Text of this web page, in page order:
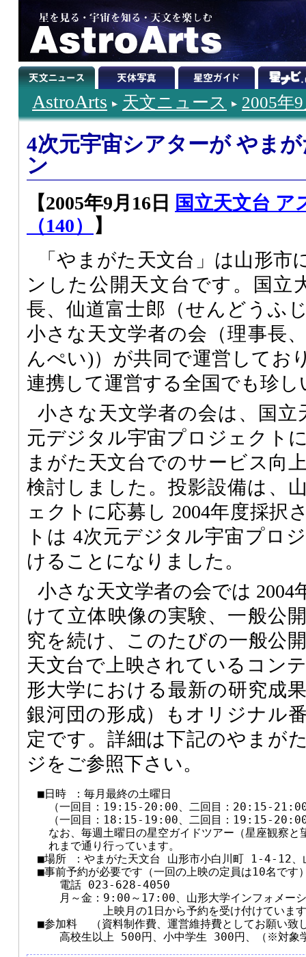
AstroArts 天文ニュース 2005年
4次元宇宙シアターが やま
ン
【2005年9月16日
国立天文台 ア
（140）
】
「やまがた天文台」は山形市
ンした公開天文台です。国立
長、仙道富士郎（せんどうふ
小さな天文学者の会（理事長
んぺい)）が共同で運営してお
連携して運営する全国でも珍
小さな天文学者の会は、国立
元デジタル宇宙プロジェクト
まがた天文台でのサービス向
検討しました。投影設備は、
ェクトに応募し 2004年度採択
トは 4次元デジタル宇宙プロ
けることになりました。
小さな天文学者の会では 2004
けて立体映像の実験、一般公
究を続け、このたびの一般公
天文台で上映されているコン
形大学における最新の研究成
銀河団の形成）もオリジナル
定です。詳細は下記のやまが
ジをご参照下さい。
■日時 ：毎月最終の土曜日
（一回目：19:15-20:00、二回目：20:15-21:00
（一回目：18:15-19:00、二回目：19:15-20:00
なお、毎週土曜日の星空ガイドツアー（星座観察と
れまで通り行っています。
■場所 ：やまがた天文台 山形市小白川町 1-4-12、
■事前予約が必要です（一回の上映の定員は10名で
電話 023-628-4050
月～金：9:00～17:00、山形大学インフォメーシ
上映月の1日から予約を受け付けていま
■参加料  （資料制作費、運営維持費としてお願い致